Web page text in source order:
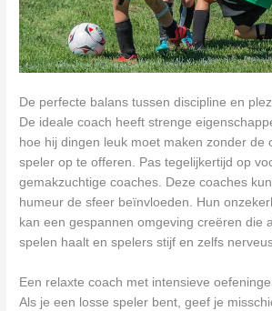
De perfecte balans tussen discipline en
De ideale coach heeft strenge
hoe hij dingen leuk moet maken zonder de
speler op te offeren. Pas tegelijkertijd op
gemakzuchtige coaches. Deze coaches
humeur de sfeer beïnvloeden. Hun
kan een gespannen omgeving creëren die
spelen haalt en spelers stijf en zelfs
Een relaxte coach met intensieve
Als je een losse speler bent, geef je